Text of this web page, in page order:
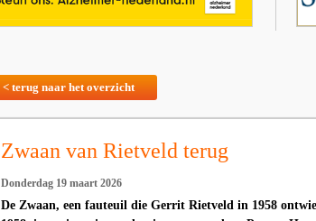
< terug naar het overzicht
Zwaan van Rietveld terug
Donderdag 19 maart 2026
De Zwaan, een fauteuil die Gerrit Rietveld in 1958